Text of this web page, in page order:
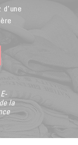
d'une
la